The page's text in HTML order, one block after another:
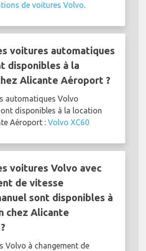
de voitures Volvo.
voitures automatiques
disponibles à la
Alicante Aéroport ?
automatiques Volvo
disponibles à la location
Aéroport : Volvo XC60
voitures Volvo avec
de vitesse
sont disponibles à
chez Alicante
Volvo à changement de